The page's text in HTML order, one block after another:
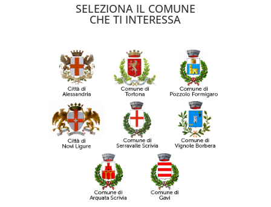
SELEZIONA IL COMUNE
CHE TI INTERESSA